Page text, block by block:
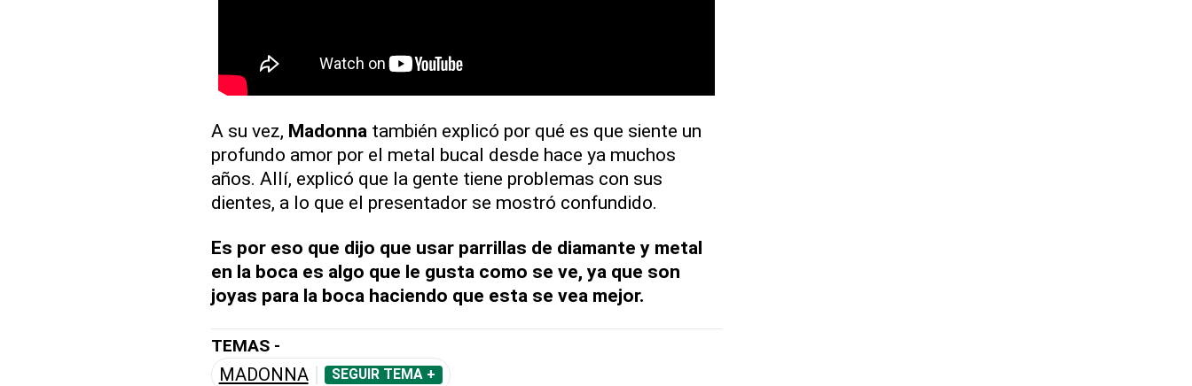
A su vez, Madonna también explicó por qué es que siente un
profundo amor por el metal bucal desde hace ya muchos
años. Allí, explicó que la gente tiene problemas con sus
dientes, a lo que el presentador se mostró confundido.
Es por eso que dijo que usar parrillas de diamante y metal
en la boca es algo que le gusta como se ve, ya que son
joyas para la boca haciendo que esta se vea mejor.
TEMAS -
MADONNA SEGUIR TEMA +